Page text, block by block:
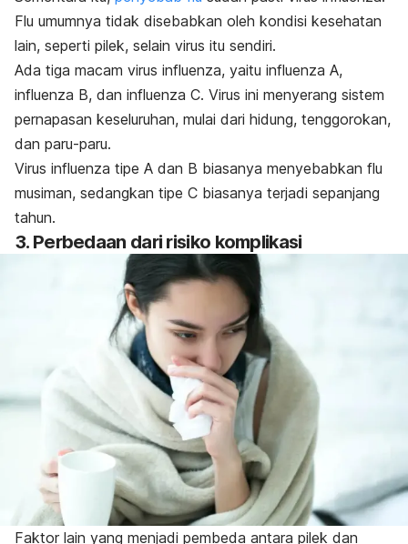
Flu umumnya tidak disebabkan oleh kondisi kesehatan
lain, seperti pilek, selain virus itu sendiri.
Ada tiga macam virus influenza, yaitu influenza A,
influenza B, dan influenza C. Virus ini menyerang sistem
pernapasan keseluruhan, mulai dari hidung, tenggorokan,
dan paru-paru.
Virus influenza tipe A dan B biasanya menyebabkan flu
musiman, sedangkan tipe C biasanya terjadi sepanjang
tahun.
3. Perbedaan dari risiko komplikasi
Faktor lain yang menjadi pembeda antara pilek dan